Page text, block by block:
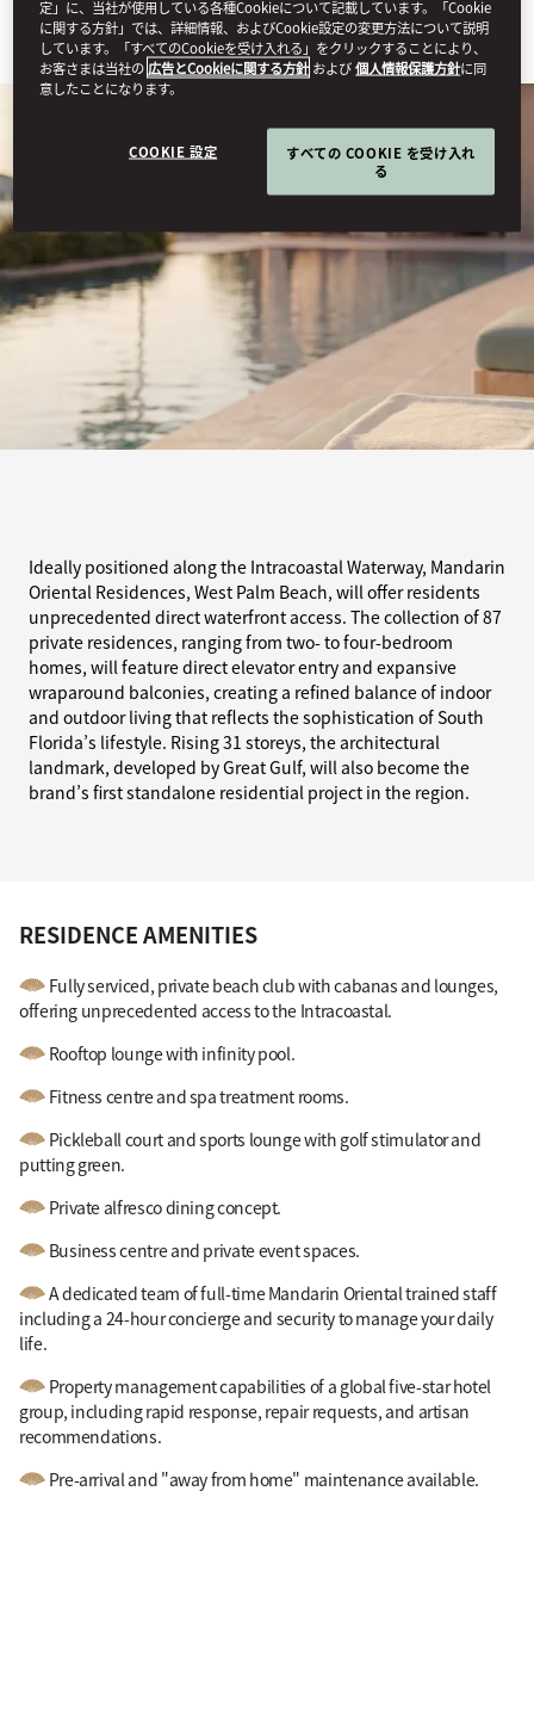
Learn More
Ideally positioned along the Intracoastal Waterway, Mandarin
Oriental Residences, West Palm Beach, will offer residents
unprecedented direct waterfront access. The collection of 87
private residences, ranging from two- to four-bedroom
homes, will feature direct elevator entry and expansive
wraparound balconies, creating a refined balance of indoor
and outdoor living that reflects the sophistication of South
Florida’s lifestyle. Rising 31 storeys, the architectural
landmark, developed by Great Gulf, will also become the
brand’s first standalone residential project in the region.
RESIDENCE AMENITIES
Fully serviced, private beach club with cabanas and lounges,
offering unprecedented access to the Intracoastal.
Rooftop lounge with infinity pool.
Fitness centre and spa treatment rooms.
Pickleball court and sports lounge with golf stimulator and
putting green.
Private alfresco dining concept.
Business centre and private event spaces.
A dedicated team of full-time Mandarin Oriental trained staff
including a 24-hour concierge and security to manage your daily
life.
Property management capabilities of a global five-star hotel
group, including rapid response, repair requests, and artisan
recommendations.
Pre-arrival and "away from home" maintenance available.
定」に、当社が使用している各種Cookieについて記載しています。「Cookie
に関する方針」では、詳細情報、およびCookie設定の変更方法について説明
しています。「すべてのCookieを受け入れる」をクリックすることにより、
お客さまは当社の 広告とCookieに関する方針 および個人情報保護方針に同
意したことになります。
COOKIE 設定
すべての COOKIE を受け入れ
る